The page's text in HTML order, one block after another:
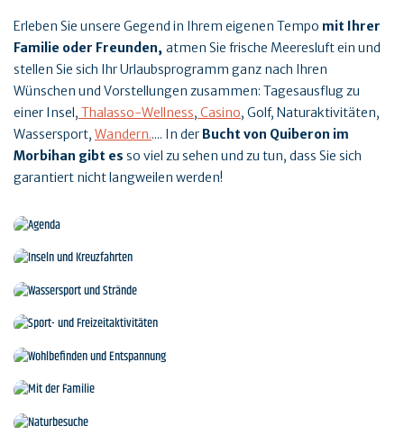
Erleben Sie unsere Gegend in Ihrem eigenen Tempo mit Ihrer
Familie oder Freunden, atmen Sie frische Meeresluft ein und
stellen Sie sich Ihr Urlaubsprogramm ganz nach Ihren
Wünschen und Vorstellungen zusammen: Tagesausflug zu
einer Insel, Thalasso-Wellness, Casino, Golf, Naturaktivitäten,
Wassersport, Wandern..... In der Bucht von Quiberon im
Morbihan gibt es so viel zu sehen und zu tun, dass Sie sich
garantiert nicht langweilen werden!
Inseln und Kreuzfahrten
Wassersport und Strände
Sport- und Freizeitaktivitäten